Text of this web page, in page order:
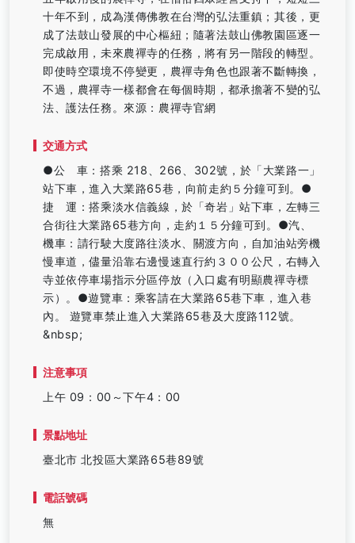
十年不到，成為漢傳佛教在台灣的弘法重鎮；其後，更
成了法鼓山發展的中心樞紐；隨著法鼓山佛教園區逐一
完成啟用，未來農禪寺的任務，將有另一階段的轉型。
即使時空環境不停變更，農禪寺角色也跟著不斷轉換，
不過，農禪寺一樣都會在每個時期，都承擔著不變的弘
法、護法任務。來源：農禪寺官網
交通方式
●公 車：搭乘 218、266、302號，於「大業路一」
站下車，進入大業路65巷，向前走約５分鐘可到。●
捷 運：搭乘淡水信義線，於「奇岩」站下車，左轉三
合街往大業路65巷方向，走約１５分鐘可到。●汽、
機車：請行駛大度路往淡水、關渡方向，自加油站旁機
慢車道，儘量沿靠右邊慢速直行約３００公尺，右轉入
寺並依停車場指示分區停放（入口處有明顯農禪寺標
示）。●遊覽車：乘客請在大業路65巷下車，進入巷
內。 遊覽車禁止進入大業路65巷及大度路112號。
&nbsp;
注意事項
上午 09：00～下午4：00
景點地址
臺北市 北投區大業路65巷89號
電話號碼
無